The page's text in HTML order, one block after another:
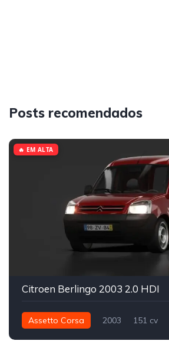
Posts recomendados
Citroen Berlingo 2003 2.0 HDI
Assetto Corsa 2003 151 cv
🔥 EM ALTA